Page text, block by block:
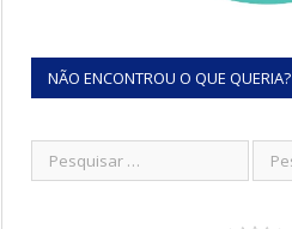
NÃO ENCONTROU O QUE QUERIA?